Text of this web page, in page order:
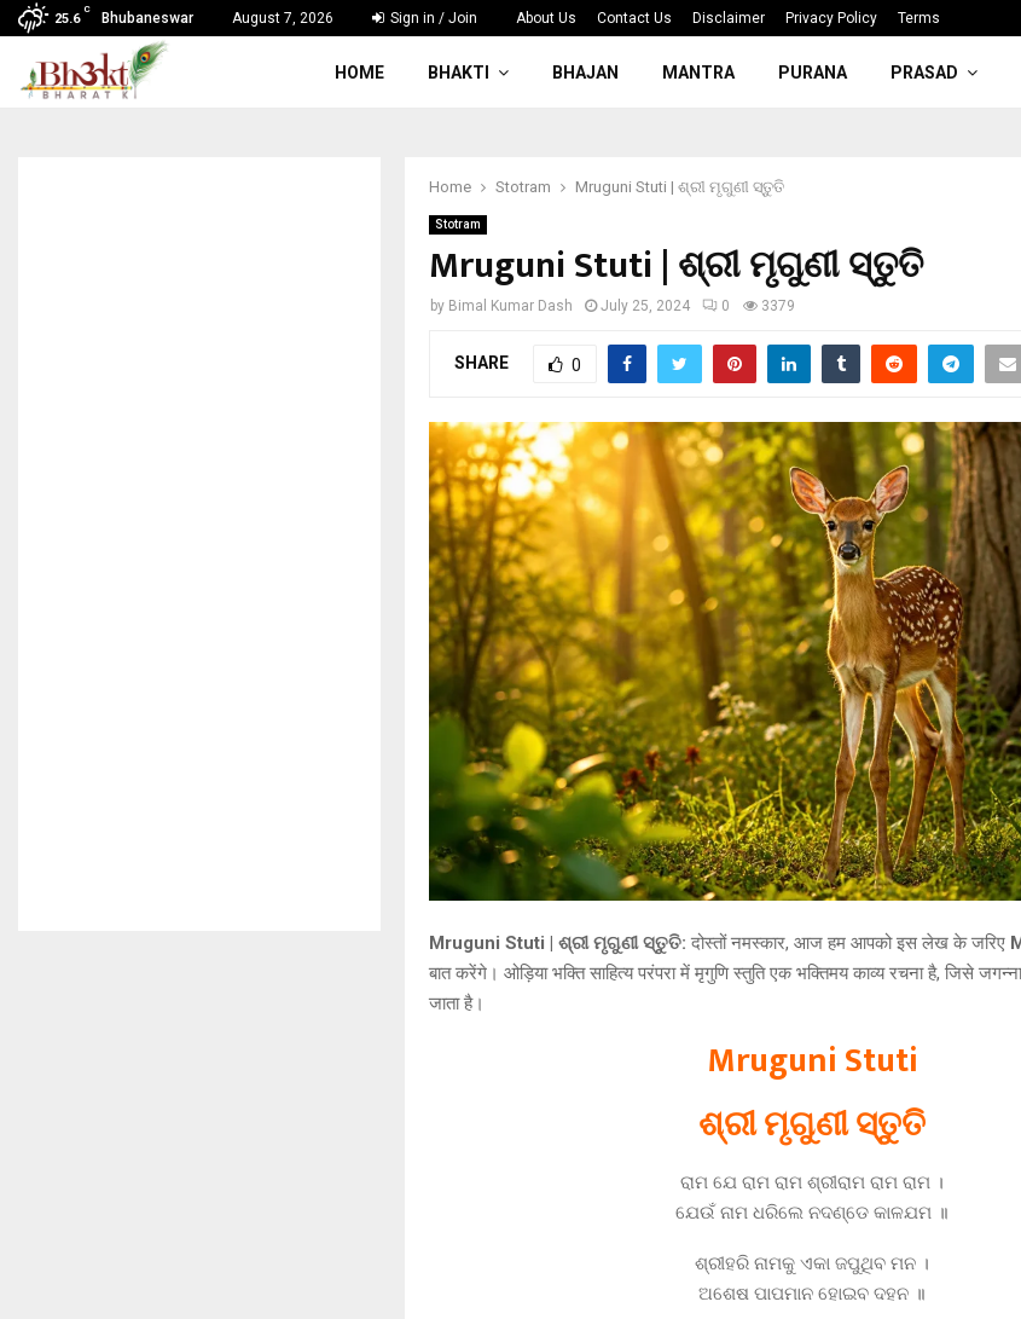
25.6
C
Bhubaneswar August 7, 2026 Sign in / Join About Us Contact Us Disclaimer Privacy Policy Terms
HOME BHAKTI BHAJAN MANTRA PURANA PRASAD
Home Stotram Mruguni Stuti | ଶ୍ରୀ ମୃଗୁଣୀ ସ୍ତୁତି
Stotram
Mruguni Stuti | ଶ୍ରୀ ମୃଗୁଣୀ ସ୍ତୁତି
by Bimal Kumar Dash July 25, 2024 0 3379
SHARE 0
Mruguni Stuti | ଶ୍ରୀ ମୃଗୁଣୀ ସ୍ତୁତି: दोस्तों नमस्कार, आज हम आपको इस लेख के जरिए
बात करेंगे। ओड़िया भक्ति साहित्य परंपरा में मृगुणि स्तुति एक भक्तिमय काव्य रचना है, जिसे जगन्नाथ
जाता है।
Mruguni Stuti
ଶ୍ରୀ ମୃଗୁଣୀ ସ୍ତୁତି
ରାମ ଯେ ରାମ ରାମ ଶ୍ରୀରାମ ରାମ ରାମ ।
ଯେଉଁ ନାମ ଧରିଲେ ନଦଣ୍ଡେ କାଳଯମ ॥
ଶ୍ରୀହରି ନାମକୁ ଏକା ଜପୁଥିବ ମନ ।
ଅଶେଷ ପାପମାନ ହୋଇବ ଦହନ ॥